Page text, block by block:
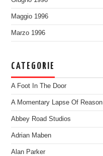
Maggio 1996
Marzo 1996
CATEGORIE
A Foot In The Door
A Momentary Lapse Of Reason
Abbey Road Studios
Adrian Maben
Alan Parker